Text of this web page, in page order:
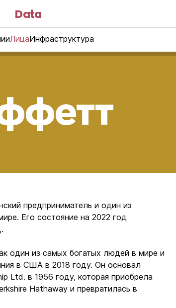
Data
ЛицаИнфраструктура
предприниматель и один из
Его состояние на 2022 год
один из самых богатых людей в мире и
в США в 2018 году. Он основал
Ltd. в 1956 году, которая приобрела
Hathaway и превратилась в